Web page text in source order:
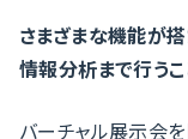
さまざまな機能が
情報分析まで行う
バーチャル展示会